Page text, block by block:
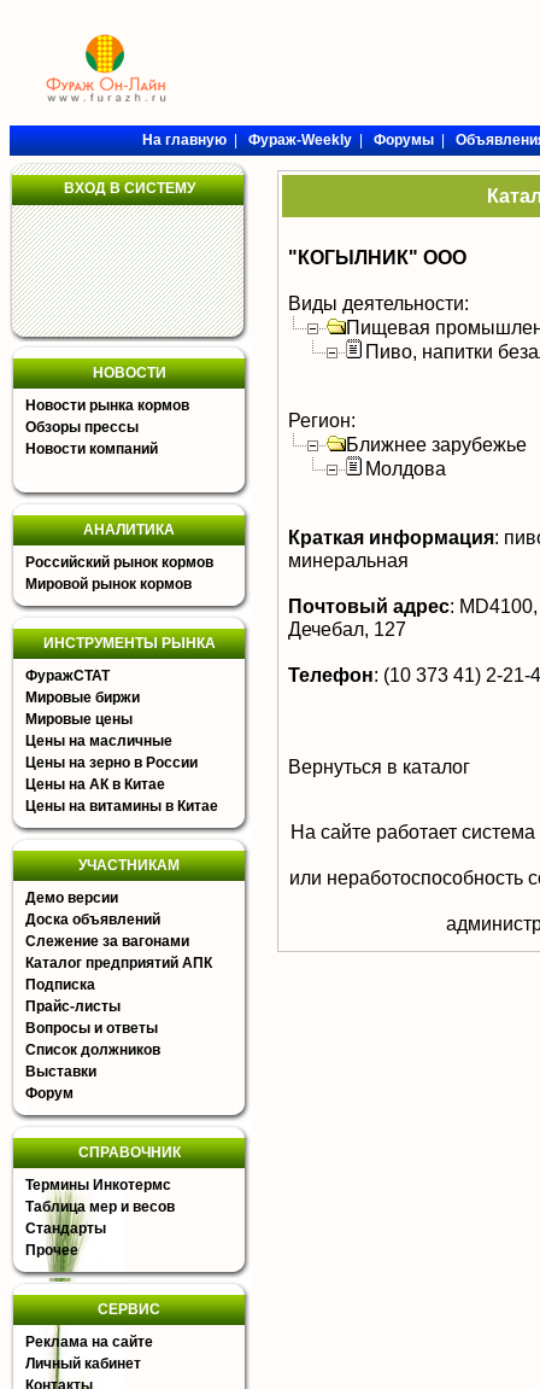
На главную|Фураж-Weekly|Форумы|
ВХОД В СИСТЕМУ
НОВОСТИ
Новости рынка кормов
Обзоры прессы
Новости компаний
АНАЛИТИКА
Российский рынок кормов
Мировой рынок кормов
ИНСТРУМЕНТЫ РЫНКА
ФуражСТАТ
Мировые биржи
Мировые цены
Цены на масличные
Цены на зерно в России
Цены на АК в Китае
Цены на витамины в Китае
УЧАСТНИКАМ
Демо версии
Доска объявлений
Слежение за вагонами
Каталог предприятий АПК
Подписка
Прайс-листы
Вопросы и ответы
Список должников
Выставки
Форум
СПРАВОЧНИК
Термины Инкотермс
Таблица мер и весов
Стандарты
Прочее
СЕРВИС
Реклама на сайте
Личный кабинет
Контакты
"КОГЫЛНИК" ООО
Виды деятельности:
Пищевая
Пиво, напитки
Регион:
Ближнее зарубежье
Молдова
Краткая информация:
минеральная
Почтовый адрес:
Дечебал, 127
Телефон: (10 373 41) 2-21-
Вернуться в каталог
На сайте работает
или неработоспособность